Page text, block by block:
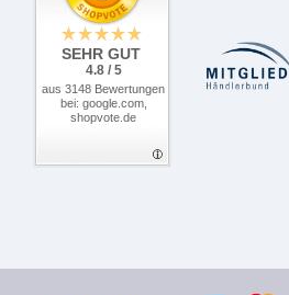
SEHR GUT
4.8 / 5
aus 3148 Bewertungen
bei: google.com,
shopvote.de